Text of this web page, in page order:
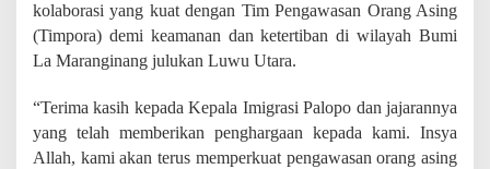
kolaborasi yang kuat dengan Tim Pengawasan Orang Asing
(Timpora) demi keamanan dan ketertiban di wilayah Bumi
La Maranginang julukan Luwu Utara.
“Terima kasih kepada Kepala Imigrasi Palopo dan jajarannya
yang telah memberikan penghargaan kepada kami. Insya
Allah, kami akan terus memperkuat pengawasan orang asing